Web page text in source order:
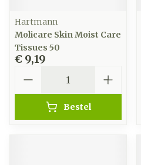
Hartmann
Molicare Skin Moist Care
Tissues 50
€ 9,19
Bestel